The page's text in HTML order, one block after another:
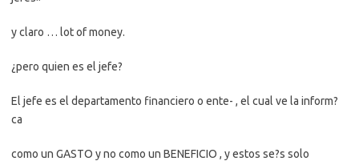
y claro … lot of money.
¿pero quien es el jefe?
El jefe es el departamento financiero o ente- , el cual ve la inform?
ca
como un GASTO y no como un BENEFICIO , y estos se?s solo